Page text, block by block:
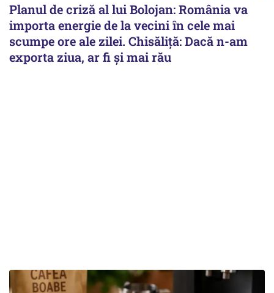
Planul de criză al lui Bolojan: România va
importa energie de la vecini în cele mai
scumpe ore ale zilei. Chisăliță: Dacă n-am
exporta ziua, ar fi și mai rău